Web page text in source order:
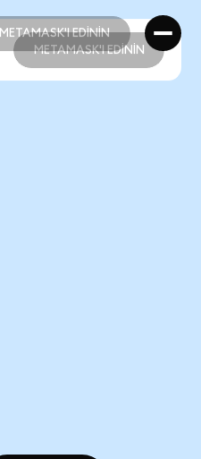
METAMASK'I EDİNİN
METAMASK'I EDİNİN
METAMASK'I EDİNİN